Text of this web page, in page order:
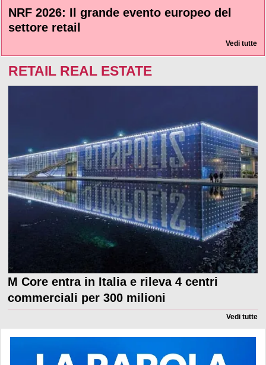
NRF 2026: Il grande evento europeo del
settore retail
Vedi tutte
RETAIL REAL ESTATE
M Core entra in Italia e rileva 4 centri
commerciali per 300 milioni
Vedi tutte